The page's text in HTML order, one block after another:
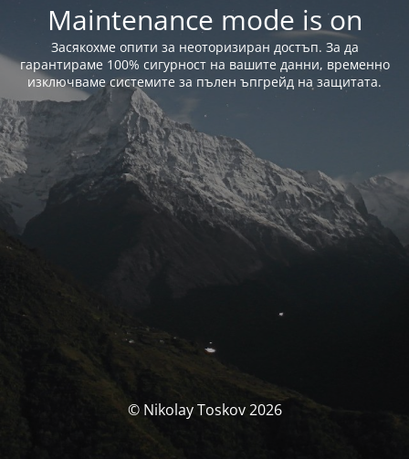
Maintenance mode is on
Засякохме опити за неоторизиран достъп. За да
гарантираме 100% сигурност на вашите данни, временно
изключваме системите за пълен ъпгрейд на защитата.
© Nikolay Toskov 2026